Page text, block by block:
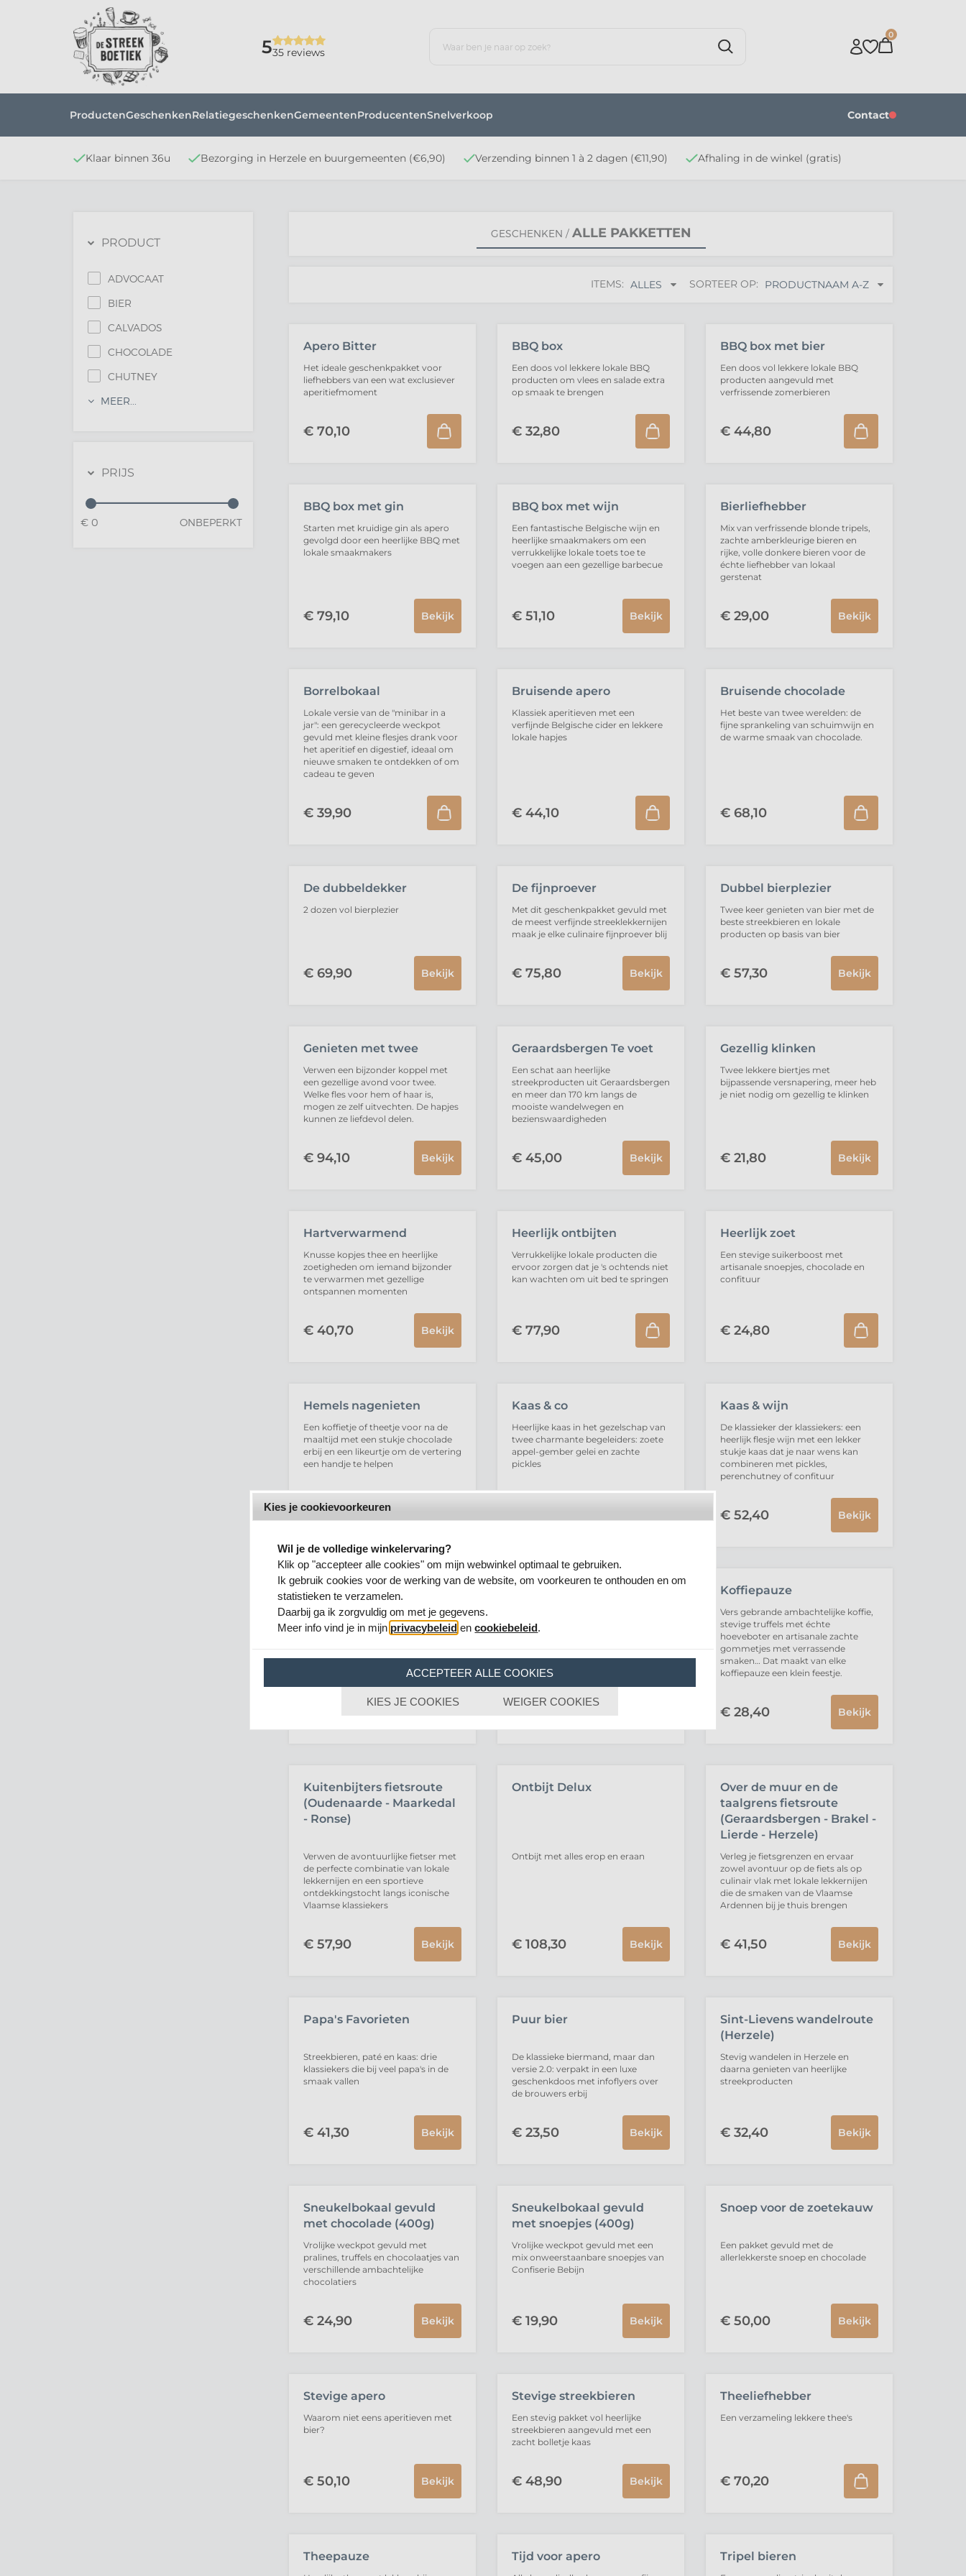
535 reviews
0
ProductenGeschenkenRelatiegeschenkenGemeentenProducentenSnelverkoop Contact
Klaar binnen 36u Bezorging in Herzele en buurgemeenten (€6,90) Verzending binnen 1 à 2 dagen (€11,90) Afhaling in de winkel (gratis)
PRODUCT
ADVOCAAT
BIER
CALVADOS
CHOCOLADE
CHUTNEY
MEER...
PRIJS
€ 0 ONBEPERKT
GESCHENKEN / ALLE PAKKETTEN
SORTEER OP: PRODUCTNAAM A-Z
ITEMS: ALLES
Apero Bitter
Het ideale geschenkpakket voor
liefhebbers van een wat exclusiever
aperitiefmoment
€ 70,10
BBQ box
Een doos vol lekkere lokale BBQ
producten om vlees en salade extra
op smaak te brengen
€32,80
BBQ box met bier
Een doos vol lekkere lokale BBQ
producten aangevuld met
verfrissende zomerbieren
€44,80
UITVERKOCHT
BBQ box met gin
Starten met kruidige gin als apero
gevolgd door een heerlijke BBQ met
lokale smaakmakers
€ 79,10 Bekijk
UITVERKOCHT
BBQ box met wijn
Een fantastische Belgische wijn en
heerlijke smaakmakers om een
verrukkelijke lokale toets toe te
voegen aan een gezellige barbecue
€51,10 Bekijk
UITVERKOCHT
Bierliefhebber
Mix van verfrissende blonde tripels,
zachte amberkleurige bieren en
rijke, volle donkere bieren voor de
échte liefhebber van lokaal
gerstenat
€29,00 Bekijk
Borrelbokaal
Lokale versie van de "minibar in a
jar": een gerecycleerde weckpot
gevuld met kleine flesjes drank voor
het aperitief en digestief, ideaal om
nieuwe smaken te ontdekken of om
cadeau te geven
€ 39,90
Bruisende apero
Klassiek aperitieven met een
verfijnde Belgische cider en lekkere
lokale hapjes
€44,10
Bruisende chocolade
Het beste van twee werelden: de
fijne sprankeling van schuimwijn en
de warme smaak van chocolade.
€68,10
UITVERKOCHT
De dubbeldekker
2 dozen vol bierplezier
€ 69,90 Bekijk
UITVERKOCHT
De fijnproever
Met dit geschenkpakket gevuld met
de meest verfijnde streeklekkernijen
maak je elke culinaire fijnproever blij
€75,80 Bekijk
UITVERKOCHT
Dubbel bierplezier
Twee keer genieten van bier met de
beste streekbieren en lokale
producten op basis van bier
€57,30 Bekijk
UITVERKOCHT
Genieten met twee
Verwen een bijzonder koppel met
een gezellige avond voor twee.
Welke fles voor hem of haar is,
mogen ze zelf uitvechten. De hapjes
kunnen ze liefdevol delen.
€ 94,10 Bekijk
UITVERKOCHT
Geraardsbergen Te voet
Een schat aan heerlijke
streekproducten uit Geraardsbergen
en meer dan 170 km langs de
mooiste wandelwegen en
bezienswaardigheden
€45,00 Bekijk
UITVERKOCHT
Gezellig klinken
Twee lekkere biertjes met
bijpassende versnapering, meer heb
je niet nodig om gezellig te klinken
€21,80 Bekijk
UITVERKOCHT
Hartverwarmend
Knusse kopjes thee en heerlijke
zoetigheden om iemand bijzonder
te verwarmen met gezellige
ontspannen momenten
€ 40,70 Bekijk
Heerlijk ontbijten
Verrukkelijke lokale producten die
ervoor zorgen dat je 's ochtends niet
kan wachten om uit bed te springen
€77,90
Heerlijk zoet
Een stevige suikerboost met
artisanale snoepjes, chocolade en
confituur
€24,80
Hemels nagenieten
Een koffietje of theetje voor na de
maaltijd met een stukje chocolade
erbij en een likeurtje om de vertering
een handje te helpen
€56,20
Kaas & co
Heerlijke kaas in het gezelschap van
twee charmante begeleiders: zoete
appel-gember gelei en zachte
pickles
UITVERKOCHT
Kaas & wijn
De klassieker der klassiekers: een
heerlijk flesje wijn met een lekker
stukje kaas dat je naar wens kan
combineren met pickles,
perenchutney of confituur
€52,40 Bekijk
Kleine snoeper
Een klein maar fijn
geschenkpakketje gevuld met de
heilige drievuldigheid van de
chocolade.
Koffie & zoet
geniet van een moment van rust en
verwennerij onder de vorm van een
iets lekkers erbij
UITVERKOCHT
Koffiepauze
Vers gebrande ambachtelijke koffie,
stevige truffels met échte
hoeveboter en artisanale zachte
gommetjes met verrassende
smaken… Dat maakt van elke
koffiepauze een klein feestje.
€28,40 Bekijk
UITVERKOCHT
Kuitenbijters fietsroute
(Oudenaarde - Maarkedal
- Ronse)
Verwen de avontuurlijke fietser met
de perfecte combinatie van lokale
lekkernijen en een sportieve
ontdekkingstocht langs iconische
Vlaamse klassiekers
€ 57,90 Bekijk
UITVERKOCHT
Ontbijt Delux
Ontbijt met alles erop en eraan
€108,30 Bekijk
UITVERKOCHT
Over de muur en de
taalgrens fietsroute
(Geraardsbergen - Brakel -
Lierde - Herzele)
Verleg je fietsgrenzen en ervaar
zowel avontuur op de fiets als op
culinair vlak met lokale lekkernijen
die de smaken van de Vlaamse
Ardennen bij je thuis brengen
€41,50 Bekijk
UITVERKOCHT
Papa's Favorieten
Streekbieren, paté en kaas: drie
klassiekers die bij veel papa's in de
smaak vallen
€ 41,30 Bekijk
UITVERKOCHT
Puur bier
De klassieke biermand, maar dan
versie 2.0: verpakt in een luxe
geschenkdoos met infoflyers over
de brouwers erbij
€23,50 Bekijk
UITVERKOCHT
Sint-Lievens wandelroute
(Herzele)
Stevig wandelen in Herzele en
daarna genieten van heerlijke
streekproducten
€32,40 Bekijk
UITVERKOCHT
Sneukelbokaal gevuld
met chocolade (400g)
Vrolijke weckpot gevuld met
pralines, truffels en chocolaatjes van
verschillende ambachtelijke
chocolatiers
€ 24,90 Bekijk
UITVERKOCHT
Sneukelbokaal gevuld
met snoepjes (400g)
Vrolijke weckpot gevuld met een
mix onweerstaanbare snoepjes van
Confiserie Bebijn
€19,90 Bekijk
UITVERKOCHT
Snoep voor de zoetekauw
Een pakket gevuld met de
allerlekkerste snoep en chocolade
€50,00 Bekijk
UITVERKOCHT
Stevige apero
Waarom niet eens aperitieven met
bier?
€ 50,10 Bekijk
UITVERKOCHT
Stevige streekbieren
Een stevig pakket vol heerlijke
streekbieren aangevuld met een
zacht bolletje kaas
€48,90 Bekijk
Theeliefhebber
Een verzameling lekkere thee's
€70,20
Theepauze Tijd voor apero Tripel bieren
Kies je cookievoorkeuren
Wil je de volledige winkelervaring?
Klik op "accepteer alle cookies" om mijn webwinkel optimaal te gebruiken.
Ik gebruik cookies voor de werking van de website, om voorkeuren te onthouden en om
statistieken te verzamelen.
Daarbij ga ik zorgvuldig om met je gegevens.
Meer info vind je in mijn privacybeleid encookiebeleid.
ACCEPTEER ALLE COOKIES
KIES JE COOKIES WEIGER COOKIES